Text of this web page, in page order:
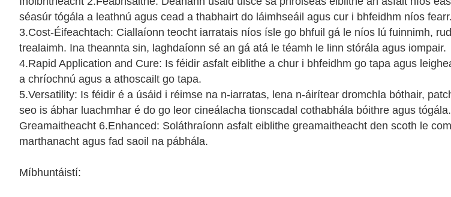
séasúr tógála a leathnú agus cead a thabhairt do láimhseáil agus cur i bhfeidhm níos fearr.
3.Cost-Éifeachtach: Ciallaíonn teocht iarratais níos ísle go bhfuil gá le níos lú fuinnimh,
trealaimh. Ina theannta sin, laghdaíonn sé an gá atá le téamh le linn stórála agus iompair.
4.Rapid Application and Cure: Is féidir asfalt eiblithe a chur i bhfeidhm go tapa agus
a chríochnú agus a athoscailt go tapa.
5.Versatility: Is féidir é a úsáid i réimse na n-iarratas, lena n-áirítear dromchla bóthair,
seo is ábhar luachmhar é do go leor cineálacha tionscadal cothabhála bóithre agus tógála.
Greamaitheacht 6.Enhanced: Soláthraíonn asfalt eiblithe greamaitheacht den scoth le
marthanacht agus fad saoil na pábhála.
Míbhuntáistí: